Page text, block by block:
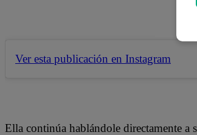
Ver esta publicación en Instagram
Ella continúa hablándole directamente a